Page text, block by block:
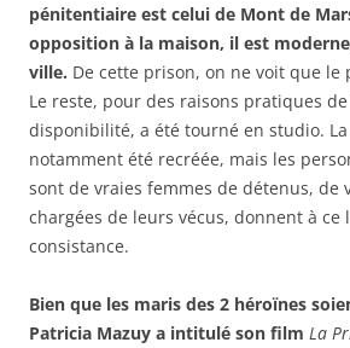
pénitentiaire est celui de Mont de
opposition à la maison, il est
ville. De cette prison, on ne voit que le
Le reste, pour des raisons pratiques
disponibilité, a été tourné en studio. La
notamment été recréée, mais les
sont de vraies femmes de détenus, de
chargées de leurs vécus, donnent à ce
consistance.
Bien que les maris des 2 héroïnes
Patricia Mazuy a intitulé son film La